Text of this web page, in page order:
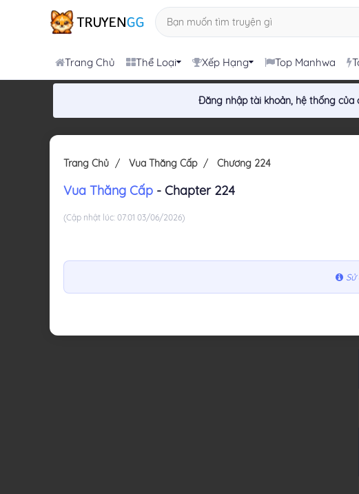
Trang Chủ Thể Loại Xếp Hạng Top Manhwa
Đăng nhập tài khoản, hệ thống
Trang Chủ Vua Thăng Cấp Chương 224
Vua Thăng Cấp - Chapter 224
(Cập nhật lúc: 07:01 03/06/2026)